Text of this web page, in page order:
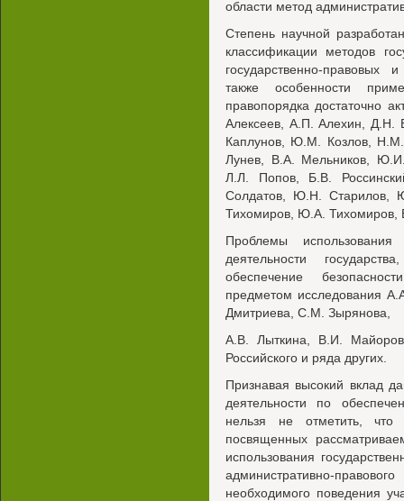
области метод
Степень научной
классификации методов
государственно-правовых
также особенности
правопорядка достаточно
Алексеев, А.П. Алехин, Д.Н.
Каплунов, Ю.М. Козлов,
Лунев, В.А. Мельников,
Л.Л. Попов, Б.В.
Солдатов, Ю.Н. Старилов,
Тихомиров, Ю.А. Тихомиров,
Проблемы использования
деятельности
обеспечение
предметом исследования
Дмитриева, С.М. Зырянова,
A.B. Лыткина, В.И.
Российского и ряда других.
Признавая высокий вклад
деятельности по
нельзя не отметить, что
посвященных
использования
административно-
необходимого поведения